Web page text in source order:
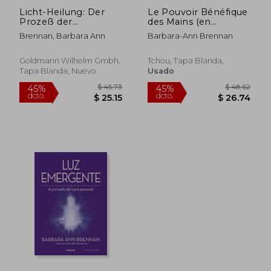
40%
$ 67.16
45%
dcto.
Licht-Heilung: Der
Prozeß der
Genesung auf Allen
Ebenen von Körper,
Alemán)
Brennan, Barbara Ann
Goldmann Wilhelm Gmbh,
Tapa Blanda, Nuevo
Le Pouvoir Bénéfique
des Mains (en
Francés)
Barbara-Ann Brennan
Tchou, Tapa Blanda,
Usado